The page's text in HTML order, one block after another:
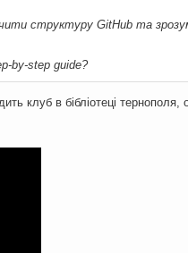
структуру GitHub та
by-step guide?
клуб в бібліотеці тернополя,